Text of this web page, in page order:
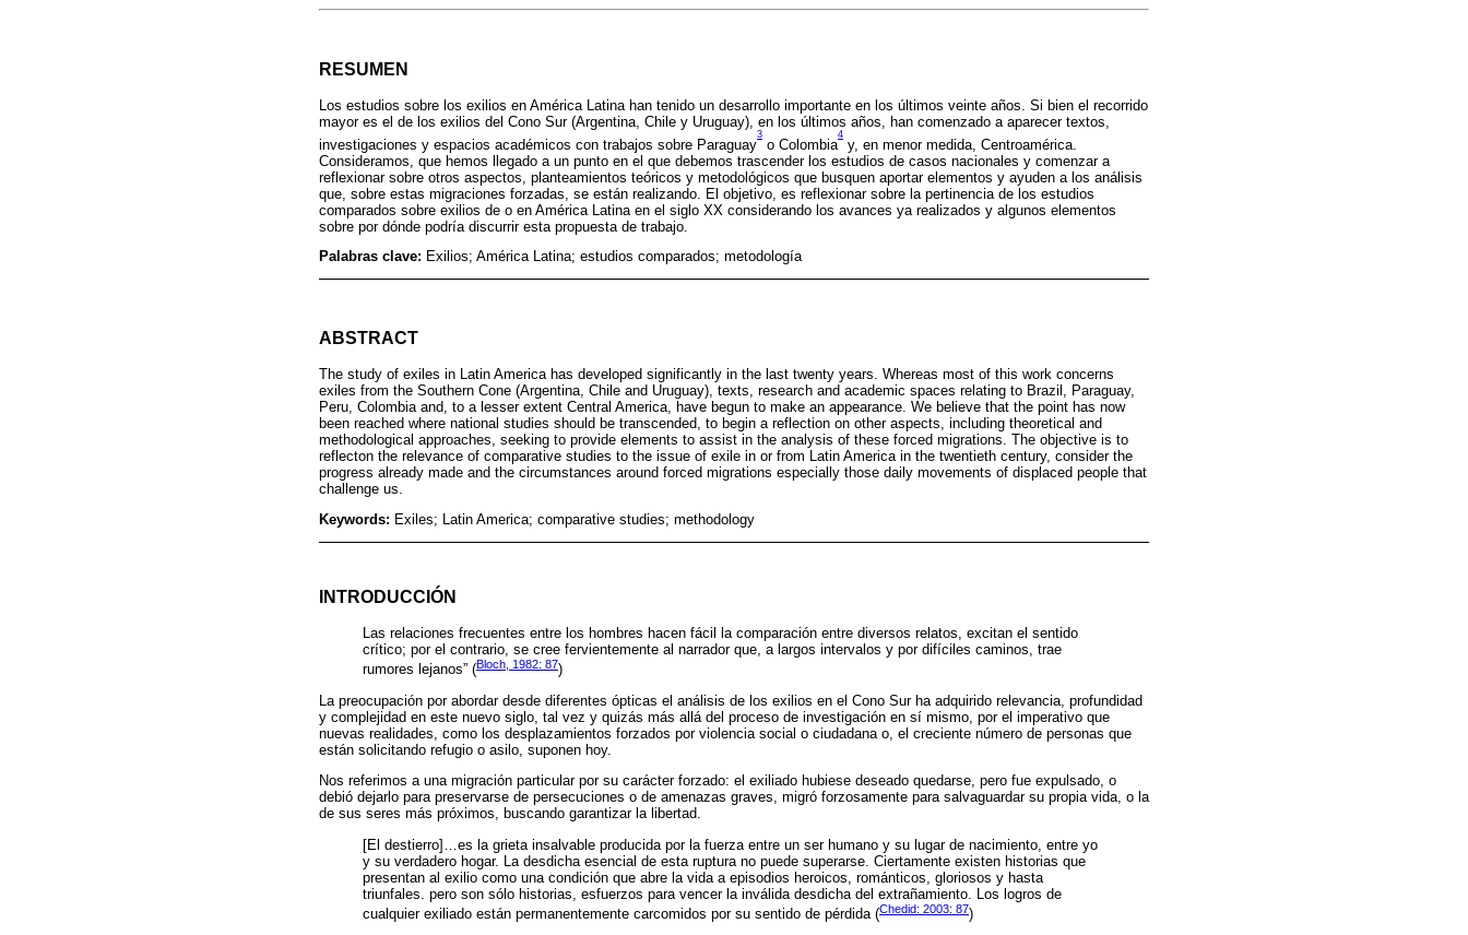
RESUMEN
Los estudios sobre los exilios en América Latina han tenido un desarrollo importante en los últimos veinte años. Si bien el recorrido
mayor es el de los exilios del Cono Sur (Argentina, Chile y Uruguay), en los últimos años, han comenzado a aparecer textos,
investigaciones y espacios académicos con trabajos sobre Paraguay
3
o Colombia
4
y, en menor medida, Centroamérica.
Consideramos, que hemos llegado a un punto en el que debemos trascender los estudios de casos nacionales y comenzar a
reflexionar sobre otros aspectos, planteamientos teóricos y metodológicos que busquen aportar elementos y ayuden a los análisis
que, sobre estas migraciones forzadas, se están realizando. El objetivo, es reflexionar sobre la pertinencia de los estudios
comparados sobre exilios de o en América Latina en el siglo XX considerando los avances ya realizados y algunos elementos
sobre por dónde podría discurrir esta propuesta de trabajo.
Palabras clave: Exilios; América Latina; estudios comparados; metodología
ABSTRACT
The study of exiles in Latin America has developed significantly in the last twenty years. Whereas most of this work concerns
exiles from the Southern Cone (Argentina, Chile and Uruguay), texts, research and academic spaces relating to Brazil, Paraguay,
Peru, Colombia and, to a lesser extent Central America, have begun to make an appearance. We believe that the point has now
been reached where national studies should be transcended, to begin a reflection on other aspects, including theoretical and
methodological approaches, seeking to provide elements to assist in the analysis of these forced migrations. The objective is to
reflecton the relevance of comparative studies to the issue of exile in or from Latin America in the twentieth century, consider the
progress already made and the circumstances around forced migrations especially those daily movements of displaced people that
challenge us.
Keywords: Exiles; Latin America; comparative studies; methodology
INTRODUCCIÓN
Las relaciones frecuentes entre los hombres hacen fácil la comparación entre diversos relatos, excitan el sentido
crítico; por el contrario, se cree fervientemente al narrador que, a largos intervalos y por difíciles caminos, trae
rumores lejanos” (Bloch, 1982: 87)
La preocupación por abordar desde diferentes ópticas el análisis de los exilios en el Cono Sur ha adquirido relevancia, profundidad
y complejidad en este nuevo siglo, tal vez y quizás más allá del proceso de investigación en sí mismo, por el imperativo que
nuevas realidades, como los desplazamientos forzados por violencia social o ciudadana o, el creciente número de personas que
están solicitando refugio o asilo, suponen hoy.
Nos referimos a una migración particular por su carácter forzado: el exiliado hubiese deseado quedarse, pero fue expulsado, o
debió dejarlo para preservarse de persecuciones o de amenazas graves, migró forzosamente para salvaguardar su propia vida, o la
de sus seres más próximos, buscando garantizar la libertad.
[El destierro]…es la grieta insalvable producida por la fuerza entre un ser humano y su lugar de nacimiento, entre yo
y su verdadero hogar. La desdicha esencial de esta ruptura no puede superarse. Ciertamente existen historias que
presentan al exilio como una condición que abre la vida a episodios heroicos, románticos, gloriosos y hasta
triunfales. pero son sólo historias, esfuerzos para vencer la inválida desdicha del extrañamiento. Los logros de
cualquier exiliado están permanentemente carcomidos por su sentido de pérdida (Chedid: 2003: 87)